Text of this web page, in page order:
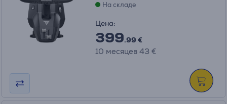
На складе
Цена:
399.99 €
10 месяцев 43 €